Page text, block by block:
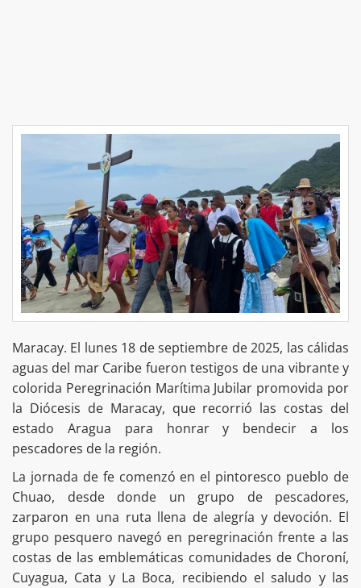
Maracay. El lunes 18 de septiembre de 2025, las cálidas
aguas del mar Caribe fueron testigos de una vibrante y
colorida Peregrinación Marítima Jubilar promovida por
la Diócesis de Maracay, que recorrió las costas del
estado Aragua para honrar y bendecir a los
pescadores de la región.
La jornada de fe comenzó en el pintoresco pueblo de
Chuao, desde donde un grupo de pescadores,
zarparon en una ruta llena de alegría y devoción. El
grupo pesquero navegó en peregrinación frente a las
costas de las emblemáticas comunidades de Choroní,
Cuyagua, Cata y La Boca, recibiendo el saludo y las